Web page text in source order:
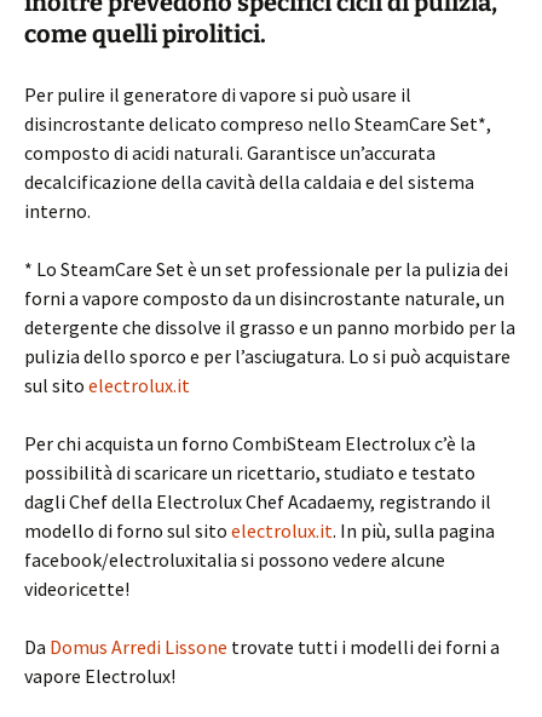
come quelli pirolitici.
Per pulire il generatore di vapore si può usare il
disincrostante delicato compreso nello SteamCare Set*,
composto di acidi naturali. Garantisce un’accurata
decalcificazione della cavità della caldaia e del sistema
interno.
* Lo SteamCare Set è un set professionale per la pulizia dei
forni a vapore composto da un disincrostante naturale, un
detergente che dissolve il grasso e un panno morbido per la
pulizia dello sporco e per l’asciugatura. Lo si può acquistare
sul sito electrolux.it
Per chi acquista un forno CombiSteam Electrolux c’è la
possibilità di scaricare un ricettario, studiato e testato
dagli Chef della Electrolux Chef Acadaemy, registrando il
modello di forno sul sito electrolux.it. In più, sulla pagina
facebook/electroluxitalia si possono vedere alcune
videoricette!
Da Domus Arredi Lissone trovate tutti i modelli dei forni a
vapore Electrolux!